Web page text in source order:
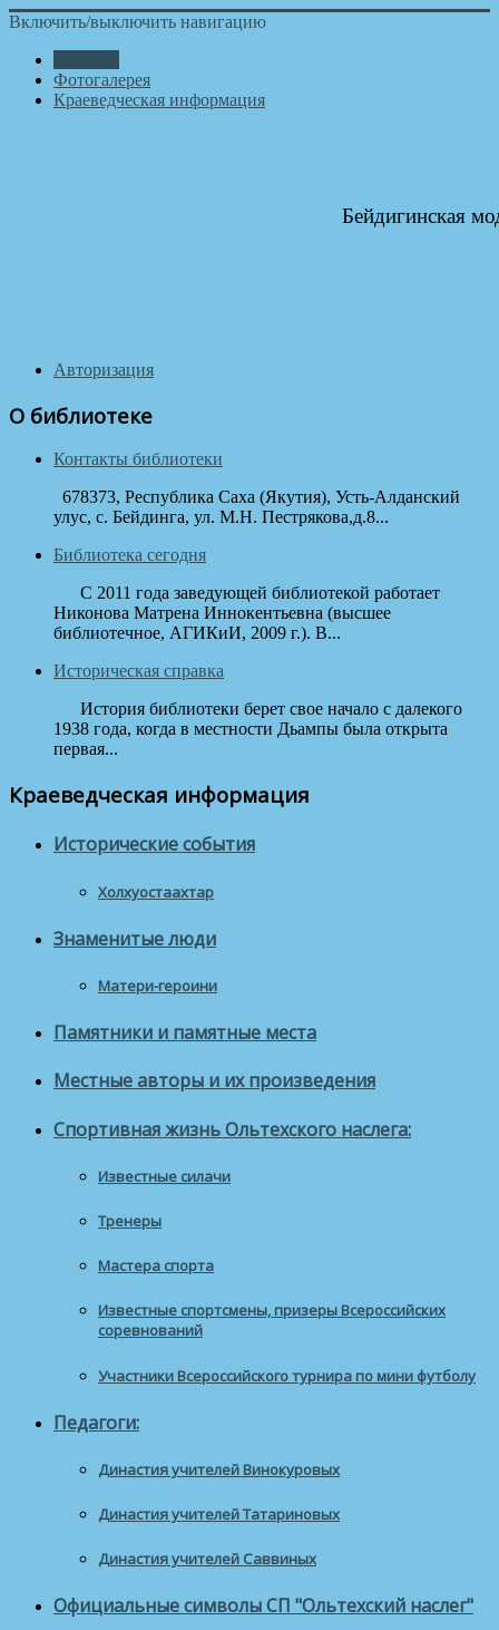
Включить/выключить навигацию
Фотогалерея
Краеведческая информация
Бейдигинская
Авторизация
О библиотеке
Контакты библиотеки
678373, Республика Саха (Якутия), Усть-Алданский
улус, с. Бейдинга, ул. М.Н. Пестрякова,д.8...
Библиотека сегодня
С 2011 года заведующей библиотекой работает
Никонова Матрена Иннокентьевна (высшее
библиотечное, АГИКиИ, 2009 г.). В...
Историческая справка
История библиотеки берет свое начало с далекого
1938 года, когда в местности Дьампы была открыта
первая...
Краеведческая информация
Исторические события
Холхуостаахтар
Знаменитые люди
Матери-героини
Памятники и памятные места
Местные авторы и их произведения
Спортивная жизнь Ольтехского наслега:
Известные силачи
Тренеры
Мастера спорта
Известные спортсмены, призеры Всероссийских
соревнований
Участники Всероссийского турнира по мини футболу
Педагоги:
Династия учителей Винокуровых
Династия учителей Татариновых
Династия учителей Саввиных
Официальные символы СП "Ольтехский наслег"